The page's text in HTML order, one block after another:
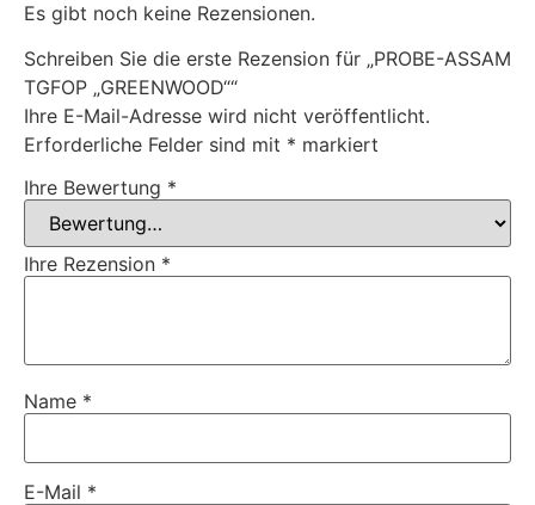
Es gibt noch keine Rezensionen.
Schreiben Sie die erste Rezension für „PROBE-ASSAM
TGFOP „GREENWOOD““
Ihre E-Mail-Adresse wird nicht veröffentlicht.
Erforderliche Felder sind mit * markiert
Ihre Bewertung *
Ihre Rezension *
Name *
E-Mail *